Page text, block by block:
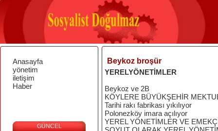
Anasayfa
yönetim
iletişim
Haber
GÜNCEL
Beykoz broşür
YERELYÖNETİMLER
Beykoz ve 2B
KÖYLERE BÜYÜKŞEHİR
Tarihi rakı fabrikası yıkılıyor
Polonezköy imara açılıyor
YEREL YÖNETİMLER VE